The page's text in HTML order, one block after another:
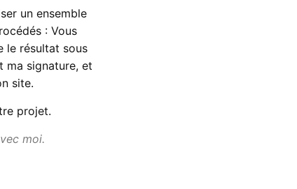
un ensemble
: Vous
le résultat sous
ma signature, et
site.
projet.
moi.